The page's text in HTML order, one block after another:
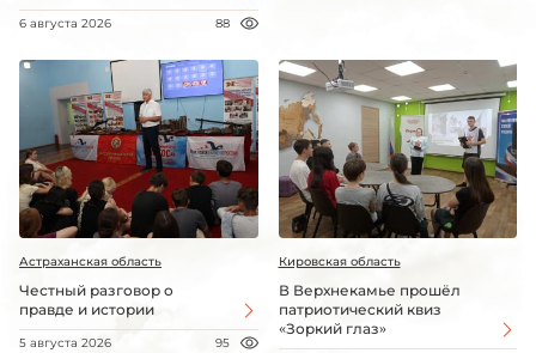
6 августа 2026 88
Астраханская область
Честный разговор о
правде и истории
5 августа 2026 95
Кировская область
В Верхнекамье прошёл
патриотический квиз
«Зоркий глаз»